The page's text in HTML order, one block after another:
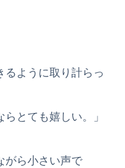
るように取り計らっ
とても嬉しい。」
がら小さい声で